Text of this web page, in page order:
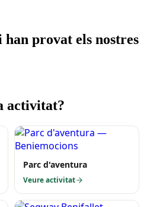
provat els nostres
activitat?
Parc d'aventura
Veure activitat